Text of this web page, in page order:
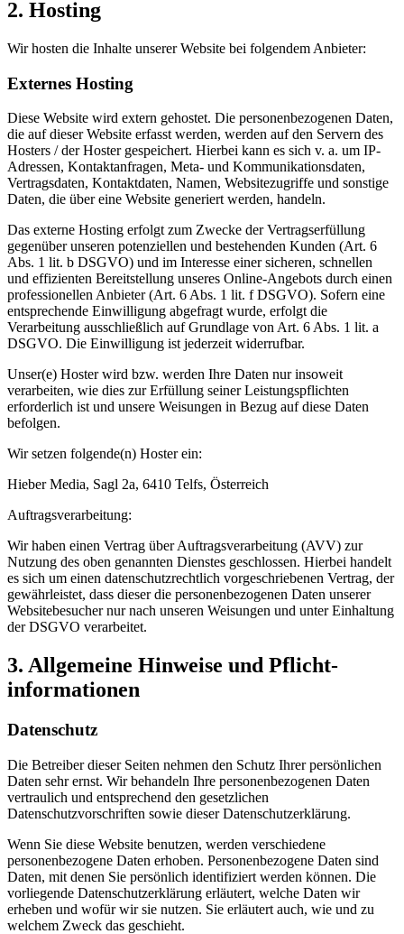
2. Hosting
Wir hosten die Inhalte unserer Website bei folgendem Anbieter:
Externes Hosting
Diese Website wird extern gehostet. Die personenbezogenen Daten,
die auf dieser Website erfasst werden, werden auf den Servern des
Hosters / der Hoster gespeichert. Hierbei kann es sich v. a. um IP-
Adressen, Kontaktanfragen, Meta- und Kommunikationsdaten,
Vertragsdaten, Kontaktdaten, Namen, Websitezugriffe und sonstige
Daten, die über eine Website generiert werden, handeln.
Das externe Hosting erfolgt zum Zwecke der Vertragserfüllung
gegenüber unseren potenziellen und bestehenden Kunden (Art. 6
Abs. 1 lit. b DSGVO) und im Interesse einer sicheren, schnellen
und effizienten Bereitstellung unseres Online-Angebots durch einen
professionellen Anbieter (Art. 6 Abs. 1 lit. f DSGVO). Sofern eine
entsprechende Einwilligung abgefragt wurde, erfolgt die
Verarbeitung ausschließlich auf Grundlage von Art. 6 Abs. 1 lit. a
DSGVO. Die Einwilligung ist jederzeit widerrufbar.
Unser(e) Hoster wird bzw. werden Ihre Daten nur insoweit
verarbeiten, wie dies zur Erfüllung seiner Leistungspflichten
erforderlich ist und unsere Weisungen in Bezug auf diese Daten
befolgen.
Wir setzen folgende(n) Hoster ein:
Hieber Media, Sagl 2a, 6410 Telfs, Österreich
Auftragsverarbeitung:
Wir haben einen Vertrag über Auftragsverarbeitung (AVV) zur
Nutzung des oben genannten Dienstes geschlossen. Hierbei handelt
es sich um einen datenschutzrechtlich vorgeschriebenen Vertrag, der
gewährleistet, dass dieser die personenbezogenen Daten unserer
Websitebesucher nur nach unseren Weisungen und unter Einhaltung
der DSGVO verarbeitet.
3. Allgemeine Hinweise und Pflicht­
informationen
Datenschutz
Die Betreiber dieser Seiten nehmen den Schutz Ihrer persönlichen
Daten sehr ernst. Wir behandeln Ihre personenbezogenen Daten
vertraulich und entsprechend den gesetzlichen
Datenschutzvorschriften sowie dieser Datenschutzerklärung.
Wenn Sie diese Website benutzen, werden verschiedene
personenbezogene Daten erhoben. Personenbezogene Daten sind
Daten, mit denen Sie persönlich identifiziert werden können. Die
vorliegende Datenschutzerklärung erläutert, welche Daten wir
erheben und wofür wir sie nutzen. Sie erläutert auch, wie und zu
welchem Zweck das geschieht.